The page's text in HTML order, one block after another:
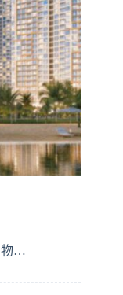
物…